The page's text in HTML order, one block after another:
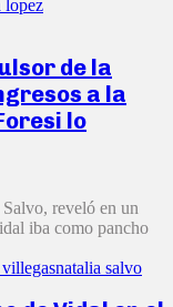
lopez
de la
a la
lo
reveló en un
iba como pancho
natalia salvo